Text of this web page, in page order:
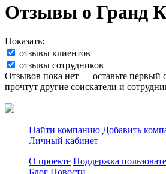
Отзывы о Гранд
Показать:
отзывы клиентов
отзывы сотрудников
Отзывов пока нет — оставьте первый
прочтут другие соискатели и
Найти компанию Добавить
Личный кабинет
О проекте Поддержка